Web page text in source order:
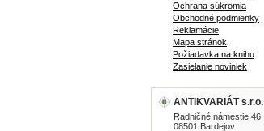
Ochrana súkromia
Obchodné podmienky
Reklamácie
Mapa stránok
Požiadavka na knihu
Zasielanie noviniek
ANTIKVARIÁT s.r.o.
Radničné námestie 46
08501 Bardejov